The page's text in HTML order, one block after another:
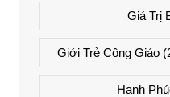
Giá Trị
Giới Trẻ Công Giáo
Hạnh